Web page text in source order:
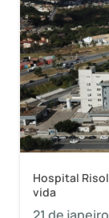
Hospital
vida
21 de